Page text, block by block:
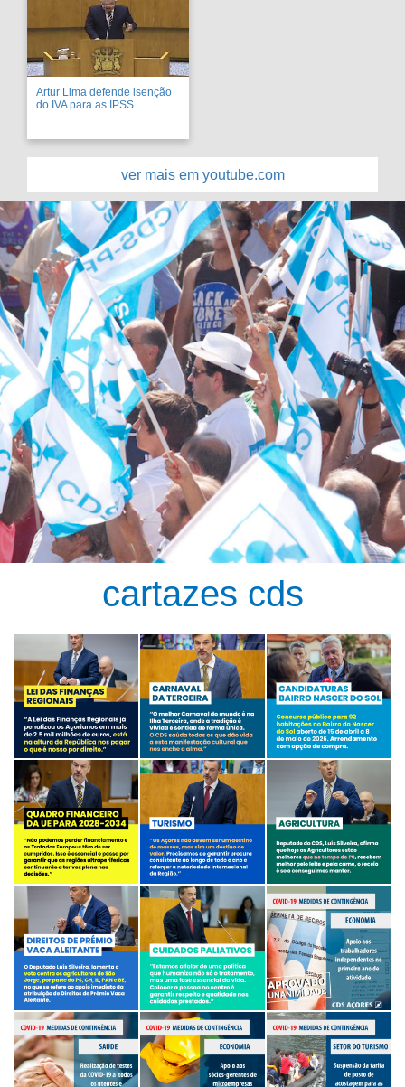
Artur Lima defende isenção
do IVA para as IPSS ...
ver mais em youtube.com
cartazes cds